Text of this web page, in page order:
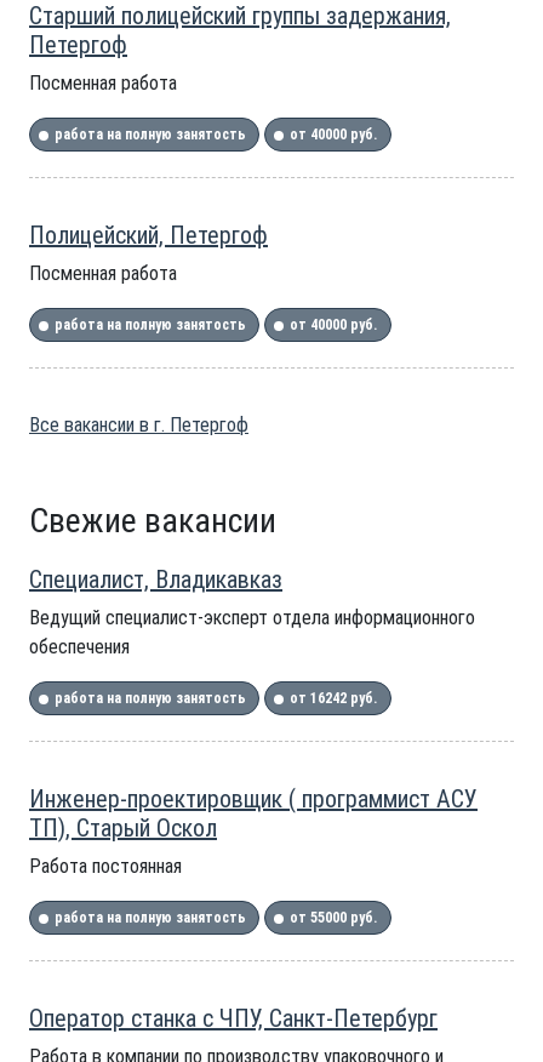
Старший полицейский группы задержания,
Петергоф
Посменная работа
работа на полную занятость от 40000 руб.
Полицейский, Петергоф
Посменная работа
работа на полную занятость от 40000 руб.
Все вакансии в г. Петергоф
Свежие вакансии
Специалист, Владикавказ
Ведущий специалист-эксперт отдела информационного
обеспечения
работа на полную занятость от 16242 руб.
Инженер-проектировщик ( программист АСУ
ТП), Старый Оскол
Работа постоянная
работа на полную занятость от 55000 руб.
Оператор станка с ЧПУ, Санкт-Петербург
Работа в компании по производству упаковочного и